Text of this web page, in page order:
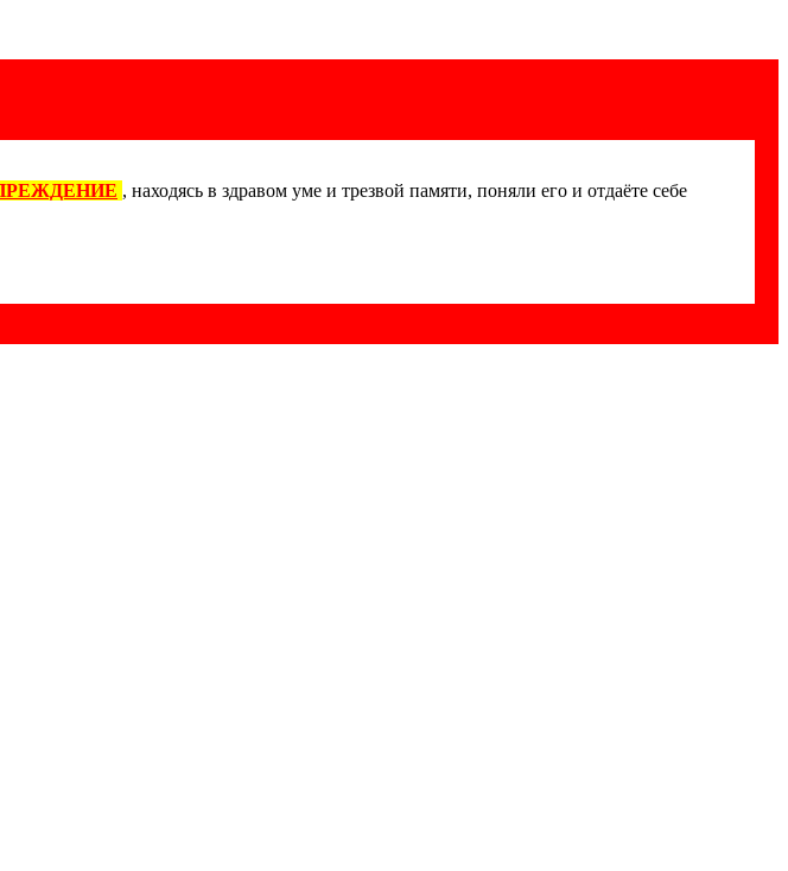
, находясь в здравом уме и трезвой памяти, поняли его и отдаёте себе